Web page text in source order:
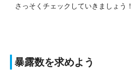
さっそくチェックしていきましょう！
暴露数を求めよう